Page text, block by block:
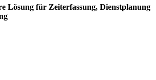
Lösung für Zeiterfassung, Dienstplanung